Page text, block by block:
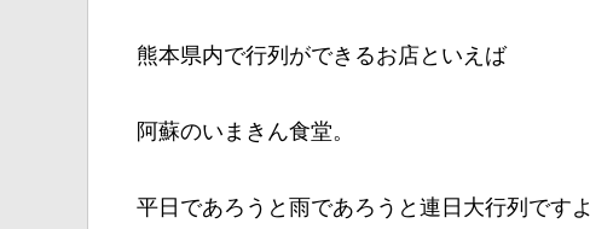
熊本県内で行列ができるお店といえば
阿蘇のいまきん食堂。
平日であろうと雨であろうと連日大行列ですよ